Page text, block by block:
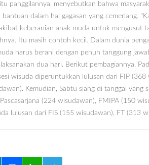
panggilannya, menyebutkan bahwa
bantuan dalam hal gagasan yang cemerlang.
keberanian anak muda untuk mengusut
Itu masih contoh kecil. Dalam dunia
harus berani dengan penuh tanggung
dua hari. Berikut pembagiannya.
wisuda diperuntukkan lulusan dari FIP (368
Kemudian, Sabtu siang di tanggal yang
(224 wisudawan), FMIPA (150
lulusan dari FIS (155 wisudawan), FT (313